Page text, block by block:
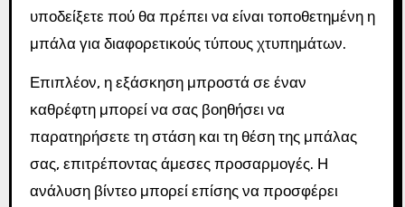
υποδείξετε πού θα πρέπει να είναι τοποθετημένη η
μπάλα για διαφορετικούς τύπους χτυπημάτων.
Επιπλέον, η εξάσκηση μπροστά σε έναν
καθρέφτη μπορεί να σας βοηθήσει να
παρατηρήσετε τη στάση και τη θέση της μπάλας
σας, επιτρέποντας άμεσες προσαρμογές. Η
ανάλυση βίντεο μπορεί επίσης να προσφέρει